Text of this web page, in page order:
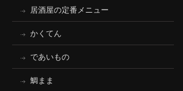
居酒屋の定番メニュー
かくてん
であいもの
鯛まま